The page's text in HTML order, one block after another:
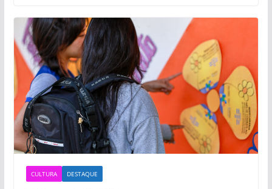
CULTURA DESTAQUE